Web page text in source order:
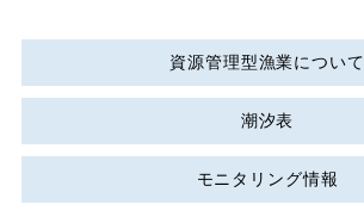
資源管理型漁業について
潮汐表
モニタリング情報